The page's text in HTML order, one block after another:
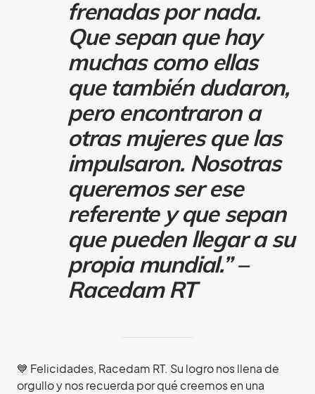
frenadas por nada.
Que sepan que hay
muchas como ellas
que también dudaron,
pero encontraron a
otras mujeres que las
impulsaron. Nosotras
queremos ser ese
referente y que sepan
que pueden llegar a su
propia mundial.” –
Racedam RT
💙 Felicidades, Racedam RT. Su logro nos llena de
orgullo y nos recuerda por qué creemos en una